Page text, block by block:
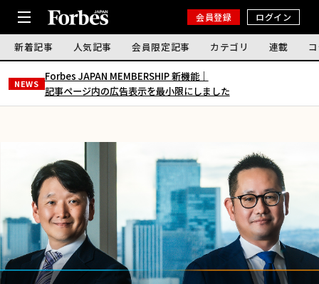
会員登録 ログイン
新着記事 人気記事 会員限定記事 カテゴリ 連載
NEWS
Forbes JAPAN MEMBERSHIP 新機能｜
記事ページ内の広告表示を最小限にしました